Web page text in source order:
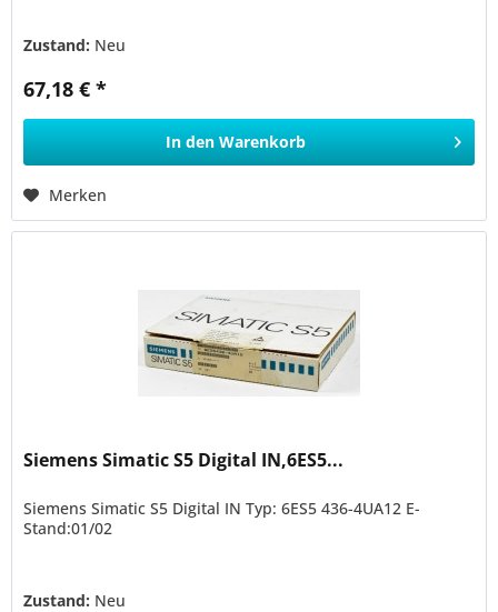
Zustand: Neu
67,18 € *
In den Warenkorb
Merken
Siemens Simatic S5 Digital IN,6ES5...
Siemens Simatic S5 Digital IN Typ: 6ES5 436-4UA12 E-
Stand:01/02
Zustand: Neu